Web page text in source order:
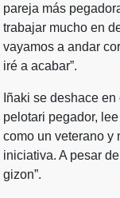
pareja más
trabajar mucho en
vayamos a andar
iré a acabar”.
Iñaki se deshace
pelotari pegador,
como un veterano y
iniciativa. A pesar
gizon”.